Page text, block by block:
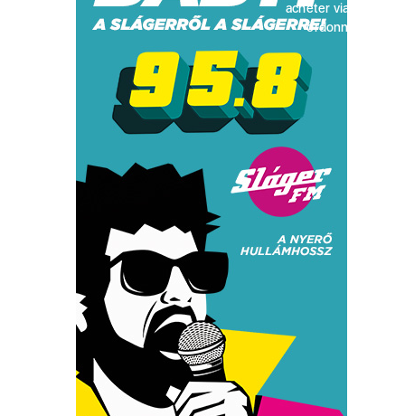
acheter viagra sans
ordonnance